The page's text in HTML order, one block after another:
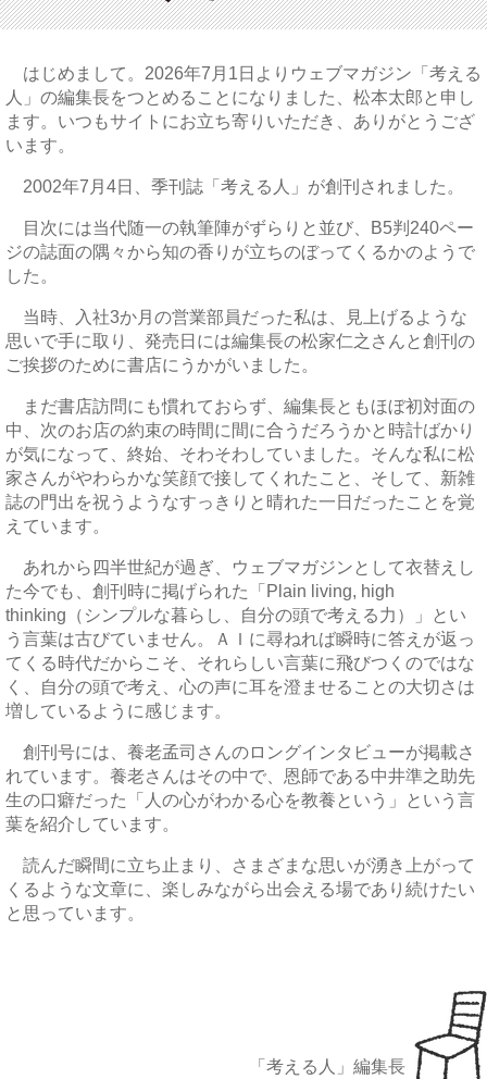
はじめまして。2026年7月1日よりウェブマガジン「考える
人」の編集長をつとめることになりました、松本太郎と申し
ます。いつもサイトにお立ち寄りいただき、ありがとうござ
います。
2002年7月4日、季刊誌「考える人」が創刊されました。
目次には当代随一の執筆陣がずらりと並び、B5判240ペー
ジの誌面の隅々から知の香りが立ちのぼってくるかのようで
した。
当時、入社3か月の営業部員だった私は、見上げるような
思いで手に取り、発売日には編集長の松家仁之さんと創刊の
ご挨拶のために書店にうかがいました。
まだ書店訪問にも慣れておらず、編集長ともほぼ初対面の
中、次のお店の約束の時間に間に合うだろうかと時計ばかり
が気になって、終始、そわそわしていました。そんな私に松
家さんがやわらかな笑顔で接してくれたこと、そして、新雑
誌の門出を祝うようなすっきりと晴れた一日だったことを覚
えています。
あれから四半世紀が過ぎ、ウェブマガジンとして衣替えし
た今でも、創刊時に掲げられた「Plain living, high
thinking（シンプルな暮らし、自分の頭で考える力）」とい
う言葉は古びていません。ＡＩに尋ねれば瞬時に答えが返っ
てくる時代だからこそ、それらしい言葉に飛びつくのではな
く、自分の頭で考え、心の声に耳を澄ませることの大切さは
増しているように感じます。
創刊号には、養老孟司さんのロングインタビューが掲載さ
れています。養老さんはその中で、恩師である中井準之助先
生の口癖だった「人の心がわかる心を教養という」という言
葉を紹介しています。
読んだ瞬間に立ち止まり、さまざまな思いが湧き上がって
くるような文章に、楽しみながら出会える場であり続けたい
と思っています。
「考える人」編集長